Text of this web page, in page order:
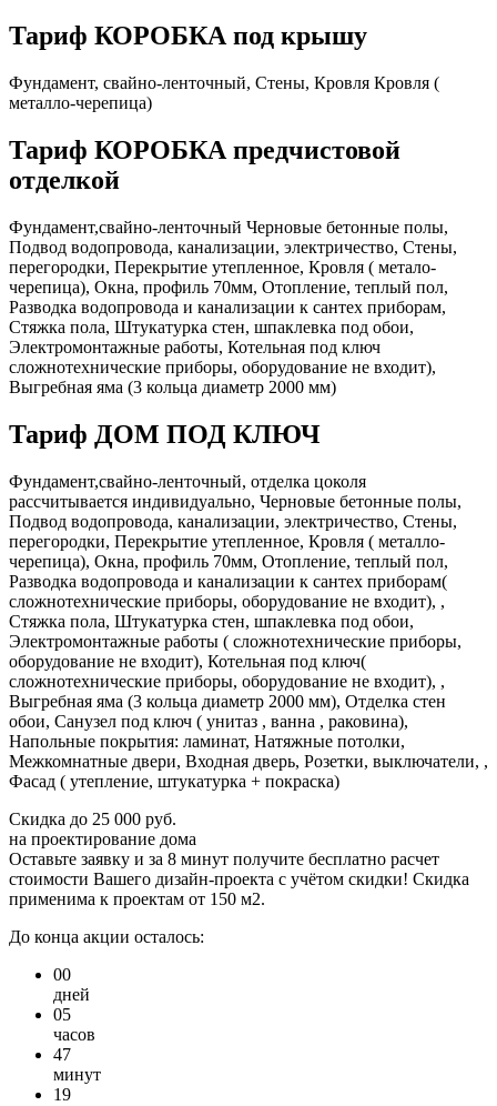
Тариф КОРОБКА под крышу
Фундамент, свайно-ленточный, Стены, Кровля Кровля (
металло-черепица)
Тариф КОРОБКА предчистовой
отделкой
Фундамент,свайно-ленточный Черновые бетонные полы,
Подвод водопровода, канализации, электричество, Стены,
перегородки, Перекрытие утепленное, Кровля ( метало-
черепица), Окна, профиль 70мм, Отопление, теплый пол,
Разводка водопровода и канализации к сантех приборам,
Стяжка пола, Штукатурка стен, шпаклевка под обои,
Электромонтажные работы, Котельная под ключ
сложнотехнические приборы, оборудование не входит),
Выгребная яма (3 кольца диаметр 2000 мм)
Тариф ДОМ ПОД КЛЮЧ
Фундамент,свайно-ленточный, отделка цоколя
рассчитывается индивидуально, Черновые бетонные полы,
Подвод водопровода, канализации, электричество, Стены,
перегородки, Перекрытие утепленное, Кровля ( металло-
черепица), Окна, профиль 70мм, Отопление, теплый пол,
Разводка водопровода и канализации к сантех приборам(
сложнотехнические приборы, оборудование не входит), ,
Стяжка пола, Штукатурка стен, шпаклевка под обои,
Электромонтажные работы ( сложнотехнические приборы,
оборудование не входит), Котельная под ключ(
сложнотехнические приборы, оборудование не входит), ,
Выгребная яма (3 кольца диаметр 2000 мм), Отделка стен
обои, Санузел под ключ ( унитаз , ванна , раковина),
Напольные покрытия: ламинат, Натяжные потолки,
Межкомнатные двери, Входная дверь, Розетки, выключатели, ,
Фасад ( утепление, штукатурка + покраска)
Скидка до 25 000 руб.
на проектирование дома
Оставьте заявку и за 8 минут получите бесплатно расчет
стоимости Вашего дизайн-проекта с учётом скидки! Скидка
применима к проектам от 150 м2.
До конца акции осталось:
00
дней
05
часов
47
минут
19